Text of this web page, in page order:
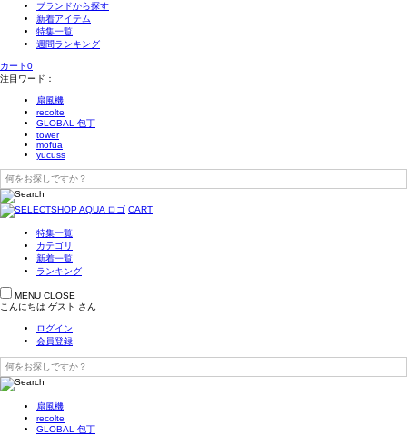
ブランドから探す
新着アイテム
特集一覧
週間ランキング
カート0
注目ワード：
扇風機
recolte
GLOBAL 包丁
tower
mofua
yucuss
CART
特集一覧
カテゴリ
新着一覧
ランキング
MENU CLOSE
こんにちは ゲスト さん
ログイン
会員登録
扇風機
recolte
GLOBAL 包丁